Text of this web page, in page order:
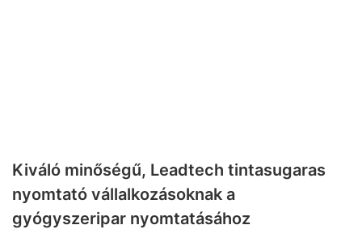
Kiváló minőségű, Leadtech tintasugaras
nyomtató vállalkozásoknak a
gyógyszeripar nyomtatásához